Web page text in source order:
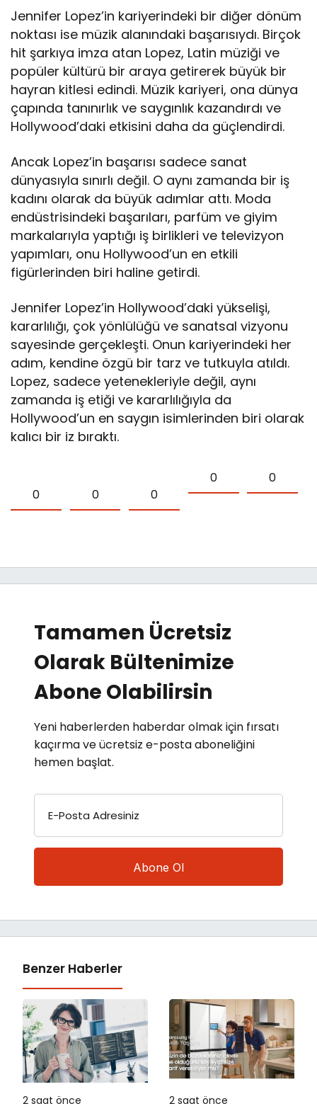
Jennifer Lopez’in kariyerindeki bir diğer dönüm
noktası ise müzik alanındaki başarısıydı. Birçok
hit şarkıya imza atan Lopez, Latin müziği ve
popüler kültürü bir araya getirerek büyük bir
hayran kitlesi edindi. Müzik kariyeri, ona dünya
çapında tanınırlık ve saygınlık kazandırdı ve
Hollywood’daki etkisini daha da güçlendirdi.
Ancak Lopez’in başarısı sadece sanat
dünyasıyla sınırlı değil. O aynı zamanda bir iş
kadını olarak da büyük adımlar attı. Moda
endüstrisindeki başarıları, parfüm ve giyim
markalarıyla yaptığı iş birlikleri ve televizyon
yapımları, onu Hollywood’un en etkili
figürlerinden biri haline getirdi.
Jennifer Lopez’in Hollywood’daki yükselişi,
kararlılığı, çok yönlülüğü ve sanatsal vizyonu
sayesinde gerçekleşti. Onun kariyerindeki her
adım, kendine özgü bir tarz ve tutkuyla atıldı.
Lopez, sadece yetenekleriyle değil, aynı
zamanda iş etiği ve kararlılığıyla da
Hollywood’un en saygın isimlerinden biri olarak
kalıcı bir iz bıraktı.
0 0 0
0 0
Tamamen Ücretsiz
Olarak Bültenimize
Abone Olabilirsin
Yeni haberlerden haberdar olmak için fırsatı
kaçırma ve ücretsiz e-posta aboneliğini
hemen başlat.
E-Posta Adresiniz
Benzer Haberler
2 saat önce 2 saat önce